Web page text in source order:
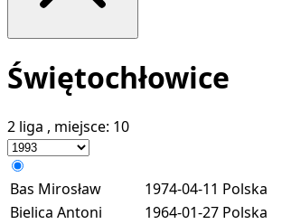
Świętochłowice
2 liga , miejsce: 10
Bas Mirosław 1974-04-11 Polska
Bielica Antoni
1964-01-27 Polska